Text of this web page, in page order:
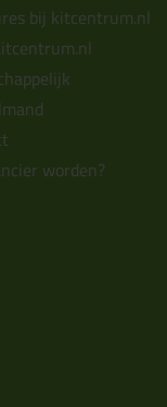
bij kitcentrum.nl
worden?